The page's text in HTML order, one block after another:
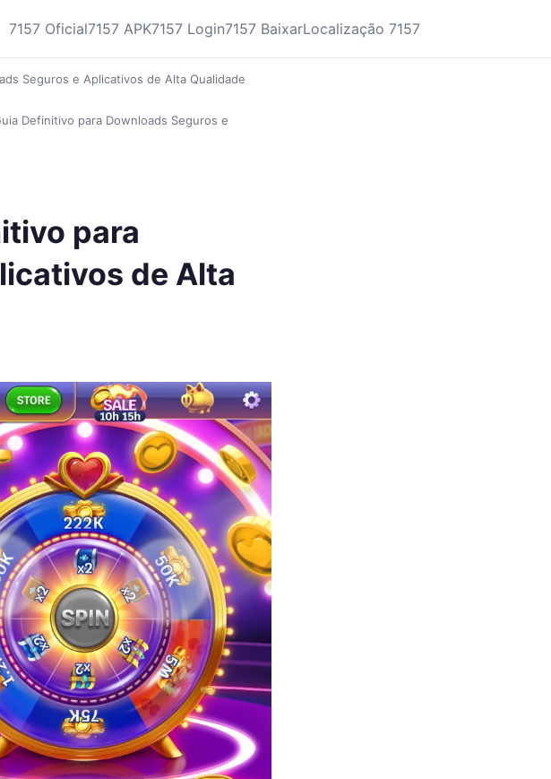
7157 Oficial7157 APK7157 Login7157 BaixarLocalização 7157
Seguros e Aplicativos de Alta Qualidade
Definitivo para Downloads Seguros e
para
de Alta